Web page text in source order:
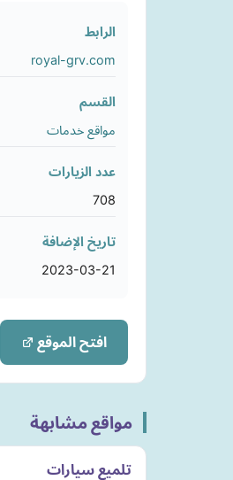
الرابط
royal-grv.com
القسم
مواقع خدمات
عدد الزيارات
708
تاريخ الإضافة
2023-03-21
افتح الموقع
مواقع مشابهة
تلميع سيارات